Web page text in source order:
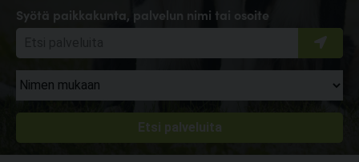
Syötä paikkakunta, palvelun nimi tai osoite